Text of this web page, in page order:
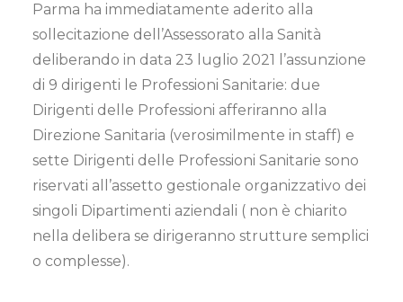
Parma ha immediatamente aderito alla
sollecitazione dell’Assessorato alla Sanità
deliberando in data 23 luglio 2021 l’assunzione
di 9 dirigenti le Professioni Sanitarie: due
Dirigenti delle Professioni afferiranno alla
Direzione Sanitaria (verosimilmente in staff) e
sette Dirigenti delle Professioni Sanitarie sono
riservati all’assetto gestionale organizzativo dei
singoli Dipartimenti aziendali ( non è chiarito
nella delibera se dirigeranno strutture semplici
o complesse).